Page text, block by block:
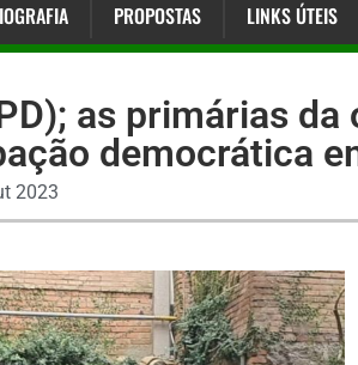
PROPOSTAS LINKS ÚTEIS
as primárias
democrática
2023